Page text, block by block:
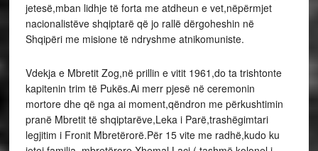
jetesë,mban lidhje të forta me atdheun e vet,nëpërmjet
nacionalistëve shqiptarë që jo rallë dërgoheshin në
Shqipëri me misione të ndryshme atnikomuniste.
Vdekja e Mbretit Zog,në prillin e vitit 1961,do ta trishtonte
kapitenin trim të Pukës.Ai merr pjesë në ceremonin
mortore dhe që nga ai moment,qëndron me përkushtimin
pranë Mbretit të shqiptarëve,Leka i Parë,trashëgimtari
legjitim i Fronit Mbretërorë.Për 15 vite me radhë,kudo ku